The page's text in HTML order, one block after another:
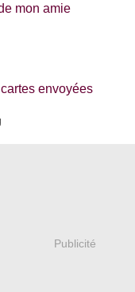
mon amie
envoyées
Publicité